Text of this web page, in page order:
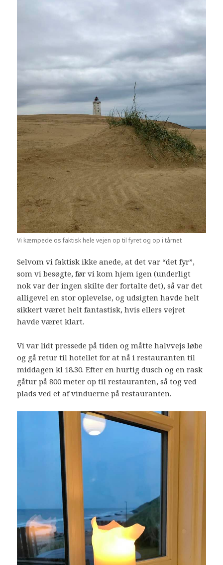
Vi kæmpede os faktisk hele vejen op til fyret og op i tårnet
Selvom vi faktisk ikke anede, at det var “det fyr”,
som vi besøgte, før vi kom hjem igen (underligt
nok var der ingen skilte der fortalte det), så var det
alligevel en stor oplevelse, og udsigten havde helt
sikkert været helt fantastisk, hvis ellers vejret
havde været klart.
Vi var lidt pressede på tiden og måtte halvvejs løbe
og gå retur til hotellet for at nå i restauranten til
middagen kl 18.30. Efter en hurtig dusch og en rask
gåtur på 800 meter op til restauranten, så tog ved
plads ved et af vinduerne på restauranten.